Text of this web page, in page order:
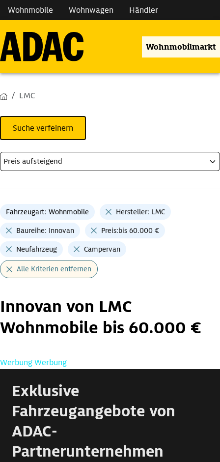
Wohnmobile Wohnwagen Händler
Wohnmobilmarkt
LMC
Suche verfeinern
Fahrzeugart: Wohnmobile Hersteller: LMC
Baureihe: Innovan Preis:bis 60.000 €
Neufahrzeug Campervan
Alle Kriterien entfernen
Innovan von LMC
Wohnmobile bis 60.000 €
WerbungWerbung
Exklusive
Fahrzeugangebote von
ADAC-
Partnerunternehmen